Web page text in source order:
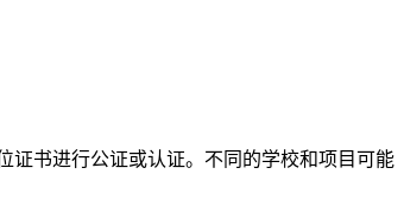
证书进行公证或认证。不同的学校和项目可能